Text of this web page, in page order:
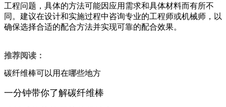
工程问题，具体的方法可能因应用需求和具体材料而有所不
同。建议在设计和实施过程中咨询专业的工程师或机械师，以
确保选择合适的配合方法并实现可靠的配合效果。
推荐阅读：
碳纤维棒可以用在哪些地方
一分钟带你了解碳纤维棒